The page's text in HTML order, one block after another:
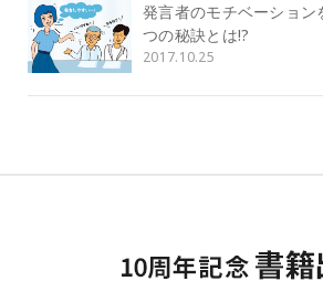
発言者のモチベーション
つの秘訣とは!?
2017.10.25